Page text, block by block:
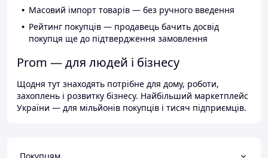
Масовий імпорт товарів — без ручного введення
Рейтинг покупців — продавець бачить досвід
покупця ще до підтвердження замовлення
Prom — для людей і бізнесу
Щодня тут знаходять потрібне для дому, роботи,
захоплень і розвитку бізнесу. Найбільший маркетплейс
України — для мільйонів покупців і тисяч підприємців.